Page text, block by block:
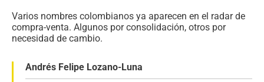
Varios nombres colombianos ya aparecen en el radar de
compra-venta. Algunos por consolidación, otros por
necesidad de cambio.
Andrés Felipe Lozano-Luna